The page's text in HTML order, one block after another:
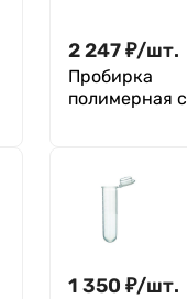
2 247₽/шт.
Пробирка
полимерная с
средой CARY
стерильная,
1 350 ₽/шт.